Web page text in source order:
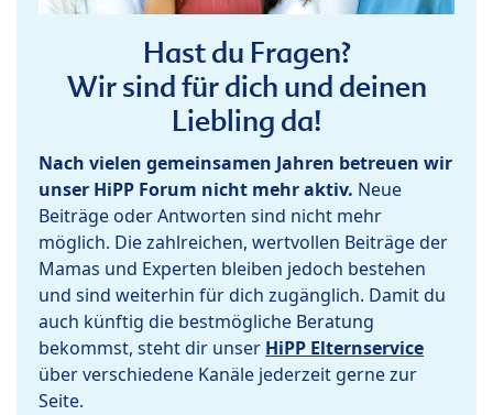
Hast du Fragen?
Wir sind für dich und deinen
Liebling da!
Nach vielen gemeinsamen Jahren betreuen wir
unser HiPP Forum nicht mehr aktiv. Neue
Beiträge oder Antworten sind nicht mehr
möglich. Die zahlreichen, wertvollen Beiträge der
Mamas und Experten bleiben jedoch bestehen
und sind weiterhin für dich zugänglich. Damit du
auch künftig die bestmögliche Beratung
bekommst, steht dir unser HiPP Elternservice
über verschiedene Kanäle jederzeit gerne zur
Seite.